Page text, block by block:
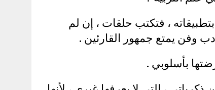
، فتكتب حلقات ، إن لم
وفن يمتع جمهور القارئين .
بأسلوبي .